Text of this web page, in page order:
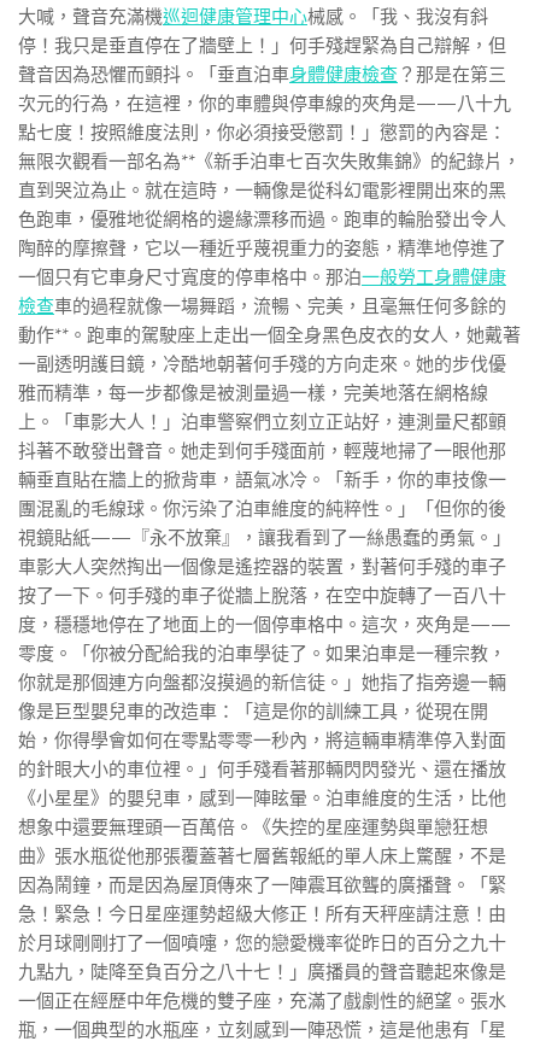
大喊，聲音充滿機巡迴健康管理中心械感。「我、我沒有斜
停！我只是垂直停在了牆壁上！」何手殘趕緊為自己辯解，但
聲音因為恐懼而顫抖。「垂直泊車身體健康檢查 ？那是在第三
次元的行為，在這裡，你的車體與停車線的夾角是——八十九
點七度！按照維度法則，你必須接受懲罰！」懲罰的內容是：
無限次觀看一部名為**《新手泊車七百次失敗集錦》的紀錄片，
直到哭泣為止。就在這時，一輛像是從科幻電影裡開出來的黑
色跑車，優雅地從網格的邊緣漂移而過。跑車的輪胎發出令人
陶醉的摩擦聲，它以一種近乎蔑視重力的姿態，精準地停進了
一個只有它車身尺寸寬度的停車格中。那泊一般勞工身體健康
檢查車的過程就像一場舞蹈，流暢、完美，且毫無任何多餘的
動作**。跑車的駕駛座上走出一個全身黑色皮衣的女人，她戴著
一副透明護目鏡，冷酷地朝著何手殘的方向走來。她的步伐優
雅而精準，每一步都像是被測量過一樣，完美地落在網格線
上。「車影大人！」泊車警察們立刻立正站好，連測量尺都顫
抖著不敢發出聲音。她走到何手殘面前，輕蔑地掃了一眼他那
輛垂直貼在牆上的掀背車，語氣冰冷。「新手，你的車技像一
團混亂的毛線球。你污染了泊車維度的純粹性。」「但你的後
視鏡貼紙——『永不放棄』，讓我看到了一絲愚蠢的勇氣。」
車影大人突然掏出一個像是遙控器的裝置，對著何手殘的車子
按了一下。何手殘的車子從牆上脫落，在空中旋轉了一百八十
度，穩穩地停在了地面上的一個停車格中。這次，夾角是——
零度。「你被分配給我的泊車學徒了。如果泊車是一種宗教，
你就是那個連方向盤都沒摸過的新信徒。」她指了指旁邊一輛
像是巨型嬰兒車的改造車：「這是你的訓練工具，從現在開
始，你得學會如何在零點零零一秒內，將這輛車精準停入對面
的針眼大小的車位裡。」何手殘看著那輛閃閃發光、還在播放
《小星星》的嬰兒車，感到一陣眩暈。泊車維度的生活，比他
想象中還要無理頭一百萬倍。《失控的星座運勢與單戀狂想
曲》張水瓶從他那張覆蓋著七層舊報紙的單人床上驚醒，不是
因為鬧鐘，而是因為屋頂傳來了一陣震耳欲聾的廣播聲。「緊
急！緊急！今日星座運勢超級大修正！所有天秤座請注意！由
於月球剛剛打了一個噴嚏，您的戀愛機率從昨日的百分之九十
九點九，陡降至負百分之八十七！」廣播員的聲音聽起來像是
一個正在經歷中年危機的雙子座，充滿了戲劇性的絕望。張水
瓶，一個典型的水瓶座，立刻感到一陣恐慌，這是他患有「星